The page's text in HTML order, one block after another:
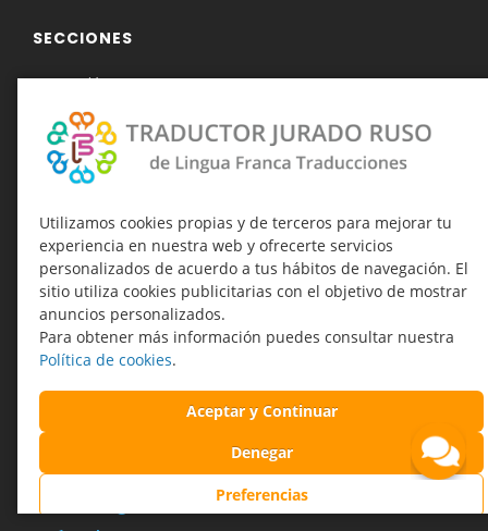
Utilizamos cookies propias y de terceros para mejorar tu
experiencia en nuestra web y ofrecerte servicios
personalizados de acuerdo a tus hábitos de navegación. El
sitio utiliza cookies publicitarias con el objetivo de mostrar
anuncios personalizados.
Para obtener más información puedes consultar nuestra
Política de cookies.
Aceptar y Continuar
Denegar
Preferencias
SECCIONES
Quiénes Somos
Traducciones Juradas
Traducciones Profesionales
Preguntas Frecuentes
Blog
Contacto
+34 950 486 503
Telegram Traductor Jurado Ruso